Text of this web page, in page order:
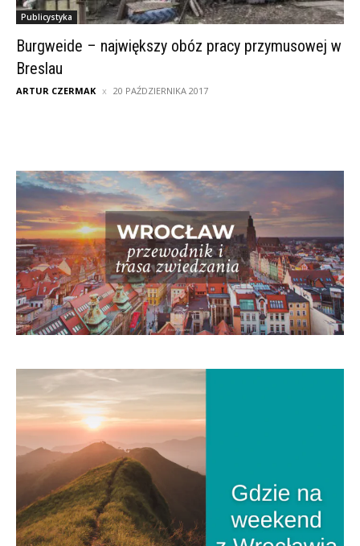
Publicystyka
Burgweide – największy obóz pracy przymusowej w
Breslau
ARTUR CZERMAK 20 PAŹDZIERNIKA 2017